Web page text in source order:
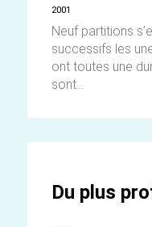
2001
Neuf partitions
successifs les
ont toutes une
sont...
Du plus